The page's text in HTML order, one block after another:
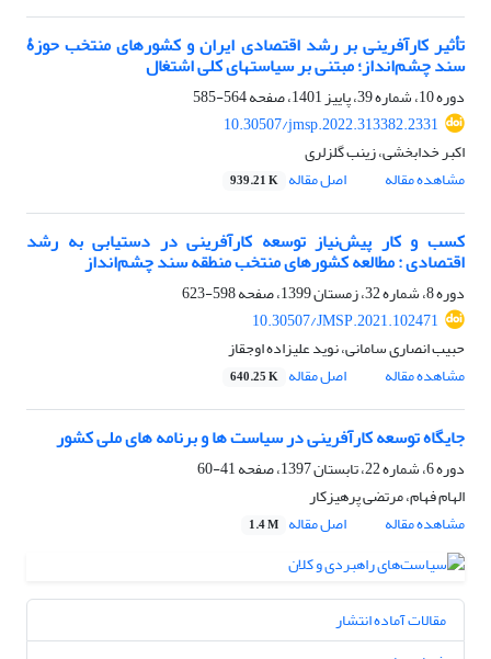
تأثیر کارآفرینی بر رشد اقتصادی ایران و کشورهای منتخب حوزۀ
سند چشم‌انداز؛ مبتنی بر سیاستهای کلی اشتغال
دوره 10، شماره 39، پاییز 1401، صفحه
564-585
10.30507/jmsp.2022.313382.2331
اکبر خدابخشی، زینب گلزلری
مشاهده مقاله
اصل مقاله 939.21 K
کسب و کار پیش‌نیاز توسعه کارآفرینی در دستیابی به رشد
اقتصادی : مطالعه کشورهای منتخب منطقه سند چشم‌انداز
دوره 8، شماره 32، زمستان 1399، صفحه
598-623
10.30507/JMSP.2021.102471
حبیب انصاری سامانی، نوید علیزاده اوجقاز
مشاهده مقاله
اصل مقاله 640.25 K
جایگاه توسعه کارآفرینی در سیاست ها و برنامه های ملی کشور
دوره 6، شماره 22، تابستان 1397، صفحه
41-60
الهام فهام، مرتضی پرهیزکار
مشاهده مقاله
اصل مقاله 1.4 M
مقالات آماده انتشار